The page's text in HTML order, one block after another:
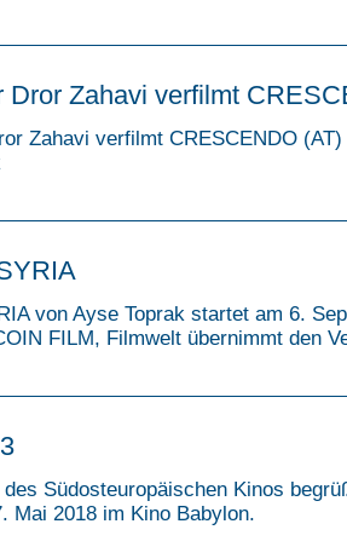
Dror Zahavi verfilmt
Zahavi verfilmt CRESCENDO
von Ayse Toprak startet am 6.
FILM, Filmwelt übernimmt den
Südosteuropäischen Kinos
Mai 2018 im Kino Babylon.